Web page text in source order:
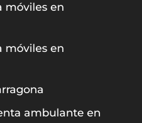
móviles en
móviles en
ambulante en